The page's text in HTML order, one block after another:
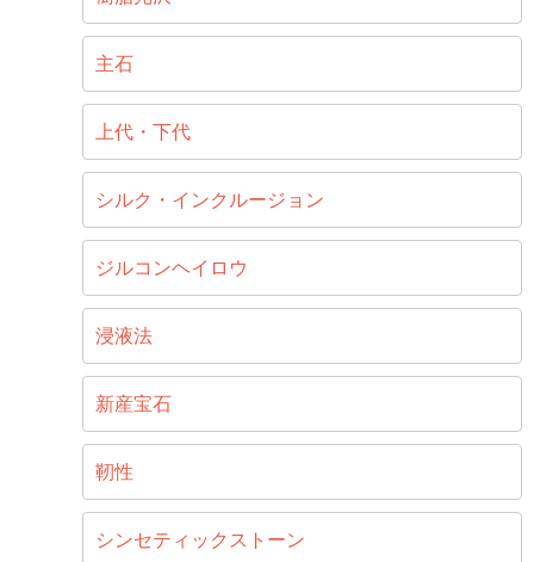
主石
上代・下代
シルク・インクルージョン
ジルコンヘイロウ
浸液法
新産宝石
靭性
シンセティックストーン